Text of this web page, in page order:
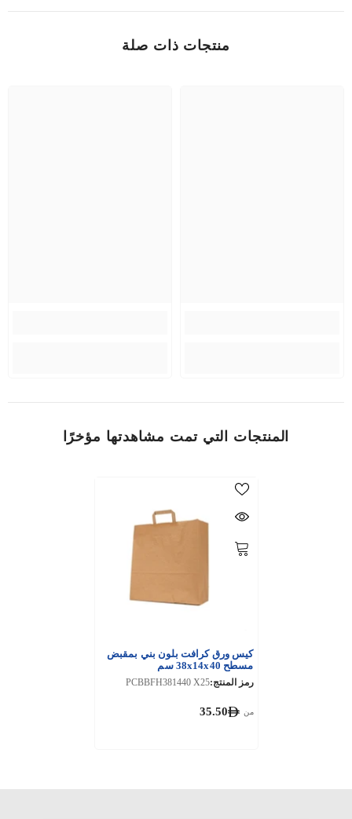
منتجات ذات صلة
المنتجات التي تمت مشاهدتها مؤخرًا
كيس ورق كرافت بلون بني بمقبض
مسطح 38x14x40 سم
رمز المنتج:PCBBFH381440 X25
من 35.50